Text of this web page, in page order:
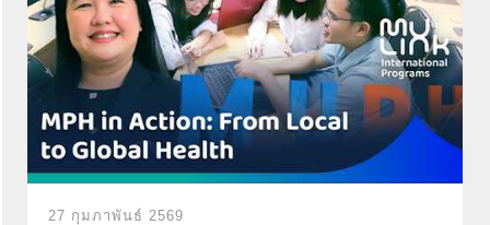
27 กุมภาพันธ์ 2569